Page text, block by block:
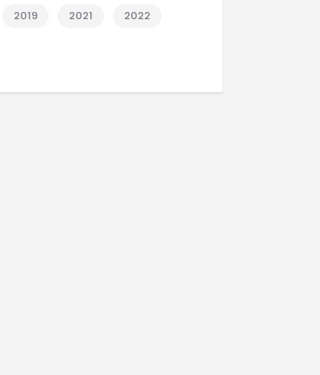
2019 2021 2022